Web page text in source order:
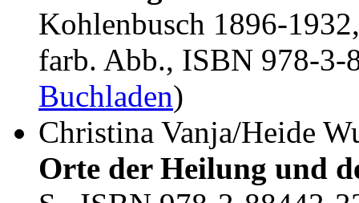
Kohlenbusch 1896-
farb. Abb., ISBN 978-3-
Buchladen)
Christina Vanja/Heide
Orte der Heilung und